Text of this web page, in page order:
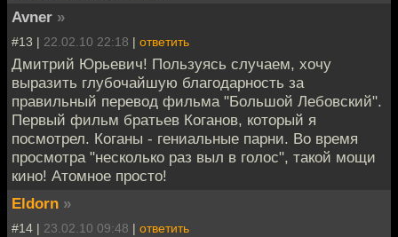
Avner »
#13 | 22.02.10 22:18 | ответить
Дмитрий Юрьевич! Пользуясь случаем, хочу
выразить глубочайшую благодарность за
правильный перевод фильма "Большой Лебовский".
Первый фильм братьев Коганов, который я
посмотрел. Коганы - гениальные парни. Во время
просмотра "несколько раз выл в голос", такой мощи
кино! Атомное просто!
Eldorn »
#14 | 23.02.10 09:48 | ответить